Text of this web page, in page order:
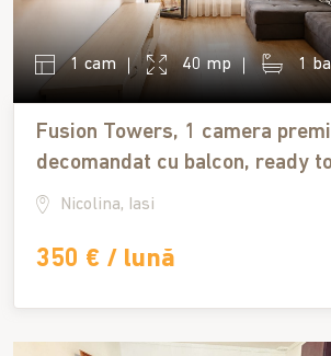
1 cam 40 mp 1
Fusion Towers, 1 camera
decomandat cu balcon, ready
Nicolina, Iasi
350 € / lună